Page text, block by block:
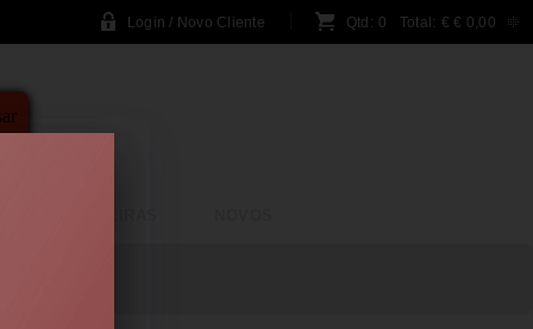
Login / Novo Cliente Qtd: 0 Total: €€ 0,00